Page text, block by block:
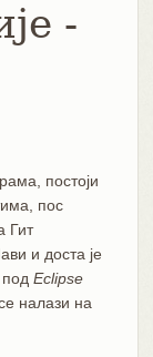
-
постоји
пос
Гит
и доста је
под Eclipse
налази на